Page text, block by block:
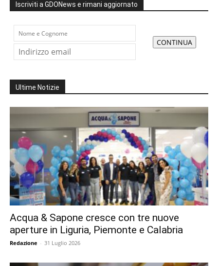
Iscriviti a GDONews e rimani aggiornato
Ultime Notizie
Acqua & Sapone cresce con tre nuove
aperture in Liguria, Piemonte e Calabria
Redazione - 31 Luglio 2026